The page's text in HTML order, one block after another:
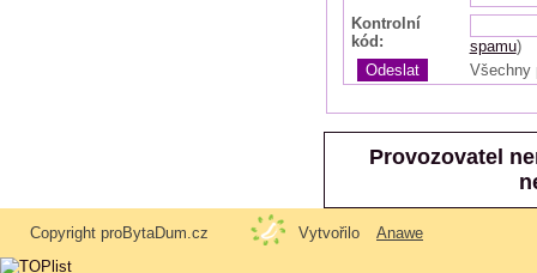
Kontrolní
kód : spamu)
Všechny
Provozovatel
Copyright proBytaDum.cz Vytvořilo Anawe